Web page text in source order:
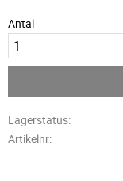
Antal
Lagerstatus
Artikelnr